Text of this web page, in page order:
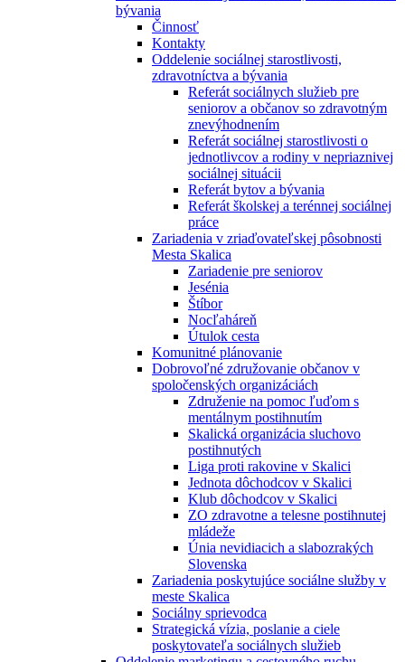
bývania
Činnosť
Kontakty
Oddelenie sociálnej starostlivosti,
zdravotníctva a bývania
Referát sociálnych služieb pre
seniorov a občanov so zdravotným
znevýhodnením
Referát sociálnej starostlivosti o
jednotlivcov a rodiny v nepriaznivej
sociálnej situácii
Referát bytov a bývania
Referát školskej a terénnej sociálnej
práce
Zariadenia v zriaďovateľskej pôsobnosti
Mesta Skalica
Zariadenie pre seniorov
Jesénia
Štíbor
Nocľaháreň
Útulok cesta
Komunitné plánovanie
Dobrovoľné združovanie občanov v
spoločenských organizáciách
Združenie na pomoc ľuďom s
mentálnym postihnutím
Skalická organizácia sluchovo
postihnutých
Liga proti rakovine v Skalici
Jednota dôchodcov v Skalici
Klub dôchodcov v Skalici
ZO zdravotne a telesne postihnutej
mládeže
Únia nevidiacich a slabozrakých
Slovenska
Zariadenia poskytujúce sociálne služby v
meste Skalica
Sociálny sprievodca
Strategická vízia, poslanie a ciele
poskytovateľa sociálnych služieb